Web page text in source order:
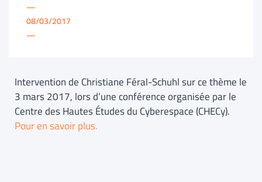
—
08/03/2017
—
Intervention de Christiane Féral-Schuhl sur ce thème le
3 mars 2017, lors d’une conférence organisée par le
Centre des Hautes Études du Cyberespace (CHECy).
Pour en savoir plus.